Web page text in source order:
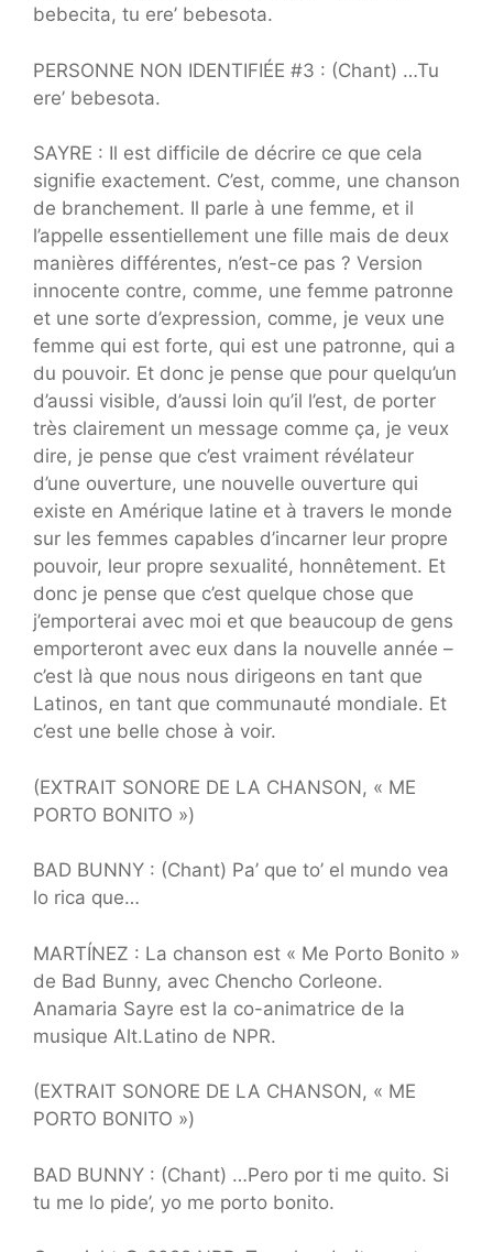
bebecita, tu ere’ bebesota.
PERSONNE NON IDENTIFIÉE #3 : (Chant) …Tu
ere’ bebesota.
SAYRE : Il est difficile de décrire ce que cela
signifie exactement. C’est, comme, une chanson
de branchement. Il parle à une femme, et il
l’appelle essentiellement une fille mais de deux
manières différentes, n’est-ce pas ? Version
innocente contre, comme, une femme patronne
et une sorte d’expression, comme, je veux une
femme qui est forte, qui est une patronne, qui a
du pouvoir. Et donc je pense que pour quelqu’un
d’aussi visible, d’aussi loin qu’il l’est, de porter
très clairement un message comme ça, je veux
dire, je pense que c’est vraiment révélateur
d’une ouverture, une nouvelle ouverture qui
existe en Amérique latine et à travers le monde
sur les femmes capables d’incarner leur propre
pouvoir, leur propre sexualité, honnêtement. Et
donc je pense que c’est quelque chose que
j’emporterai avec moi et que beaucoup de gens
emporteront avec eux dans la nouvelle année –
c’est là que nous nous dirigeons en tant que
Latinos, en tant que communauté mondiale. Et
c’est une belle chose à voir.
(EXTRAIT SONORE DE LA CHANSON, « ME
PORTO BONITO »)
BAD BUNNY : (Chant) Pa’ que to’ el mundo vea
lo rica que…
MARTÍNEZ : La chanson est « Me Porto Bonito »
de Bad Bunny, avec Chencho Corleone.
Anamaria Sayre est la co-animatrice de la
musique Alt.Latino de NPR.
(EXTRAIT SONORE DE LA CHANSON, « ME
PORTO BONITO »)
BAD BUNNY : (Chant) …Pero por ti me quito. Si
tu me lo pide’, yo me porto bonito.